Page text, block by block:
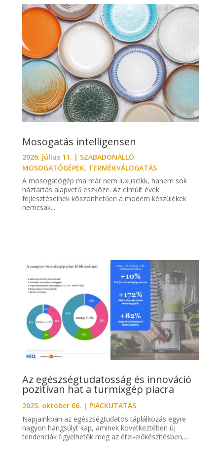
Mosogatás intelligensen
2026. július 11. | SZABADONÁLLÓ
MOSOGATÓGÉPEK, TERMÉKVÁLOGATÁS
A mosogatógép ma már nem luxuscikk, hanem sok
háztartás alapvető eszköze. Az elmúlt évek
fejlesztéseinek köszönhetően a modern készülékek
nemcsak...
Az egészségtudatosság és innováció
pozitívan hat a turmixgép piacra
2025. október 06. | PIACKUTATÁS
Napjainkban az egészségtudatos táplálkozás egyre
nagyon hangsúlyt kap, aminek következtében új
tendenciák figyelhetők meg az étel-előkészítésben,...